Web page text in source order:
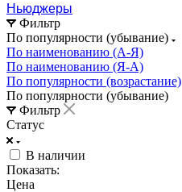
Ньюджеры
Фильтр
По популярности (убывание)
По наименованию (А-Я)
По наименованию (Я-А)
По популярности (возрастание)
По популярности (убывание)
Фильтр
Статус
В наличии
Показать:
Цена